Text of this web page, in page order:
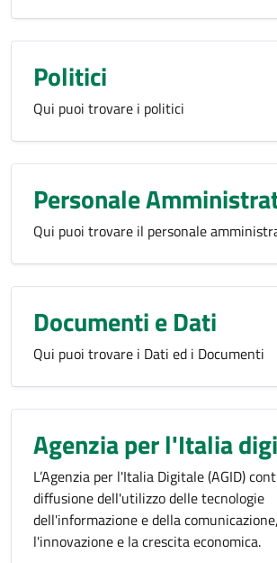
Politici
Qui puoi trovare i politici
Personale
Qui puoi trovare il personale
Documenti e Dati
Qui puoi trovare i Dati ed i Documenti
Agenzia per l'Italia
L’Agenzia per l'Italia Digitale (AGID)
diffusione dell'utilizzo delle tecnologie
dell'informazione e della
l'innovazione e la crescita economica.